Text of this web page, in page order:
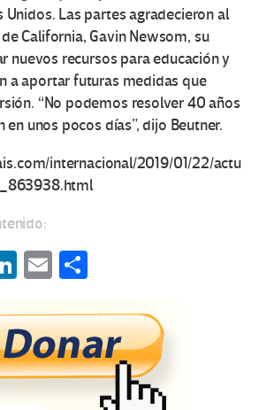
Las partes agradecieron al
California, Gavin Newsom, su
nuevos recursos para educación y
a aportar futuras medidas que
“No podemos resolver 40 años
unos pocos días”, dijo Beutner.
internacional/2019/01/22/actu
Li
ke
dI
n
E
ail m
p
ar